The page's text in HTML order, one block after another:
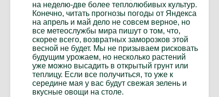
на неделю-две более теплолюбивых культур.
Конечно, читать прогнозы погоды от Яндекса
на апрель и май дело не совсем верное, но
все метеослужбы мира пишут о том, что,
скорее всего, возвратных заморозков этой
весной не будет. Мы не призываем рисковать
будущим урожаем, но несколько растений
уже можно высадить в открытый грунт или
теплицу. Если все получиться, то уже к
середине мая у вас будут свежая зелень и
вкусные овощи на столе.